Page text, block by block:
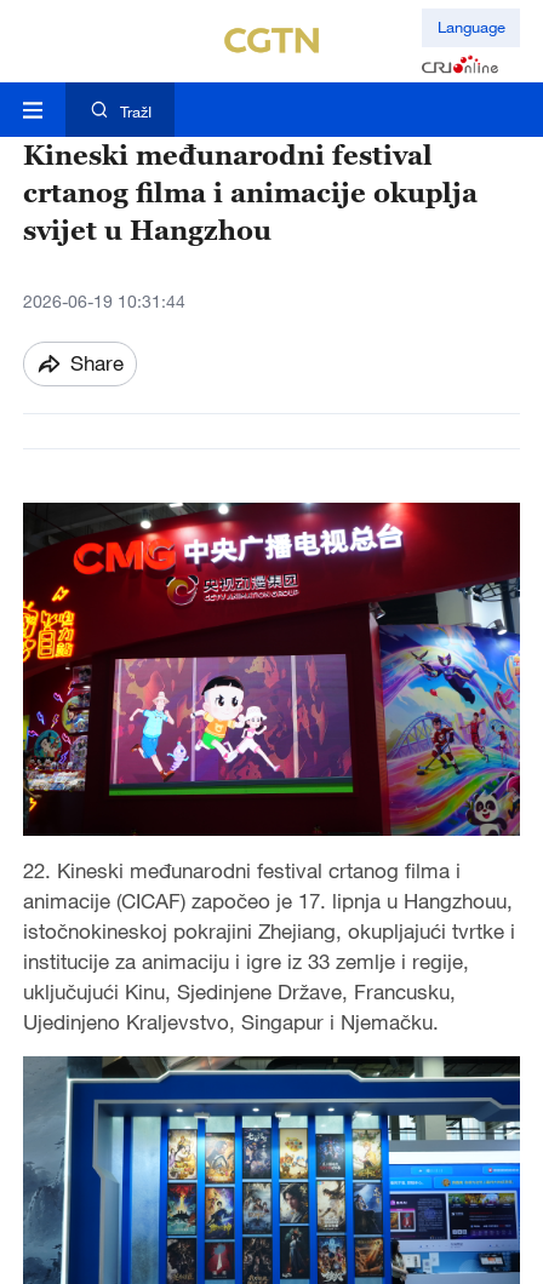
Language
TražI
Kineski međunarodni festival
crtanog filma i animacije okuplja
svijet u Hangzhou
2026-06-19 10:31:44
Share
22. Kineski međunarodni festival crtanog filma i
animacije (CICAF) započeo je 17. lipnja u Hangzhouu,
istočnokineskoj pokrajini Zhejiang, okupljajući tvrtke i
institucije za animaciju i igre iz 33 zemlje i regije,
uključujući Kinu, Sjedinjene Države, Francusku,
Ujedinjeno Kraljevstvo, Singapur i Njemačku.